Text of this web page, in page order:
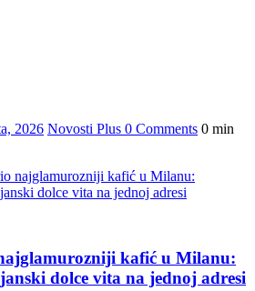
2026 Novosti Plus 0 Comments 0 min
kafić u Milanu:
dolce vita na jednoj adresi